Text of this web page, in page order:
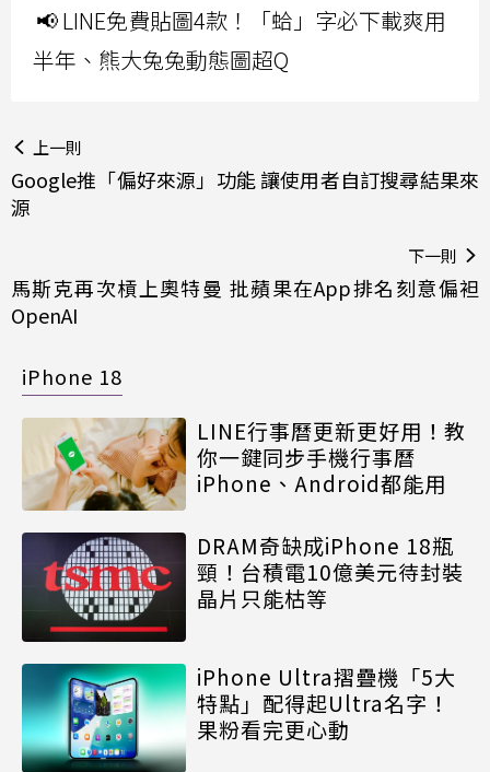
📢 LINE免費貼圖4款！「蛤」字必下載爽用
半年、熊大兔兔動態圖超Q
上一則
Google推「偏好來源」功能 讓使用者自訂搜尋結果來
源
下一則
馬斯克再次槓上奧特曼 批蘋果在App排名刻意偏袒
OpenAI
iPhone 18
LINE行事曆更新更好用！教
你一鍵同步手機行事曆
iPhone、Android都能用
DRAM奇缺成iPhone 18瓶
頸！台積電10億美元待封裝
晶片只能枯等
iPhone Ultra摺疊機「5大
特點」配得起Ultra名字！
果粉看完更心動